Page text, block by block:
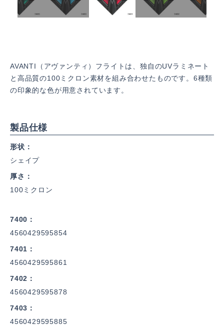
AVANTI（アヴァンティ）フライトは、独自のUVラミネート
と高品質の100ミクロン素材を組み合わせたものです。6種類
の印象的な色が用意されています。
製品仕様
形状
シェイプ
厚さ
100ミクロン
7400
4560429595854
7401
4560429595861
7402
4560429595878
7403
4560429595885